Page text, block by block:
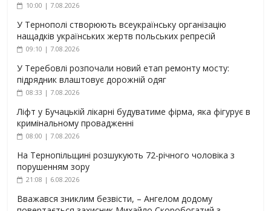
10:00 | 7.08.2026
У Тернополі створюють всеукраїнську організацію
нащадків українських жертв польських репресій
09:10 | 7.08.2026
У Теребовлі розпочали новий етап ремонту мосту:
підрядник влаштовує дорожній одяг
08:33 | 7.08.2026
Ліфт у Бучацькій лікарні будуватиме фірма, яка фігурує в
кримінальному провадженні
08:00 | 7.08.2026
На Тернопільщині розшукують 72-річного чоловіка з
порушенням зору
21:08 | 6.08.2026
Вважався зниклим безвісти, – Ангелом додому